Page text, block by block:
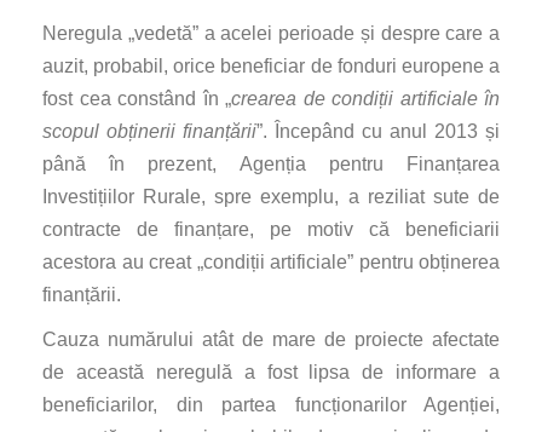
Neregula „vedetă” a acelei perioade și despre care a
auzit, probabil, orice beneficiar de fonduri europene a
fost cea constând în „crearea de condiții artificiale în
scopul obținerii finanțării”. Începând cu anul 2013 și
până în prezent, Agenția pentru Finanțarea
Investițiilor Rurale, spre exemplu, a reziliat sute de
contracte de finanțare, pe motiv că beneficiarii
acestora au creat „condiții artificiale” pentru obținerea
finanțării.
Cauza numărului atât de mare de proiecte afectate
de această neregulă a fost lipsa de informare a
beneficiarilor, din partea funcționarilor Agenției,